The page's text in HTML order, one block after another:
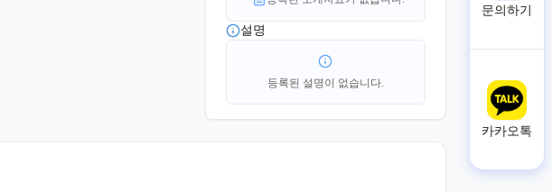
설명
등록된 설명이 없습니다.
문의하기
카카오톡